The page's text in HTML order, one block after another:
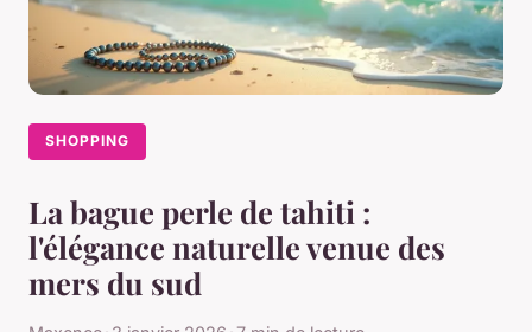
SHOPPING
La bague perle de tahiti :
l'élégance naturelle venue des
mers du sud